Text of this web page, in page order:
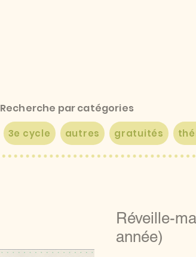
Recherche par catégories
3e cycle autres gratuités
Réveille-
année)